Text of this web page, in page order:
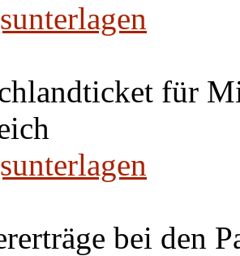
für
bei den